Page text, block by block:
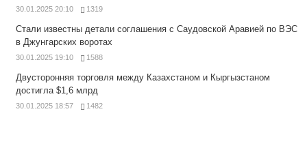
30.01.2025 20:10 1319
Стали известны детали соглашения с Саудовской Аравией по ВЭС
в Джунгарских воротах
30.01.2025 19:10 1588
Двусторонняя торговля между Казахстаном и Кыргызстаном
достигла $1,6 млрд
30.01.2025 18:57 1482